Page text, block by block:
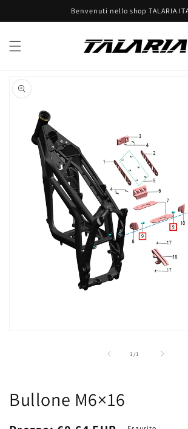
ai contenuti
Benvenuti nello shop TALARIA
informazioni
sul prodotto
1 /
su1
Bullone M6×16